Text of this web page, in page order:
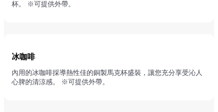
杯。 ※可提供外帶。
冰咖啡
內用的冰咖啡採導熱性佳的銅製馬克杯盛裝，讓您充分享受沁人
心脾的清涼感。 ※可提供外帶。